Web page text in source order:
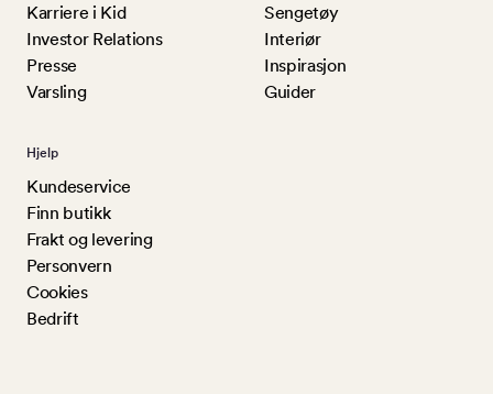
Karriere i Kid
Investor Relations
Presse
Varsling
Sengetøy
Interiør
Inspirasjon
Guider
Hjelp
Kundeservice
Finn butikk
Frakt og levering
Personvern
Cookies
Bedrift